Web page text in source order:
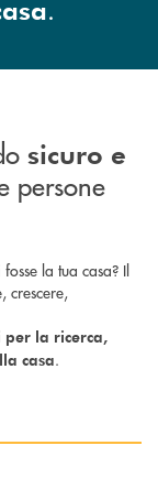
.
sicuro e
persone
la tua casa? Il
crescere,
per la ricerca,
casa.